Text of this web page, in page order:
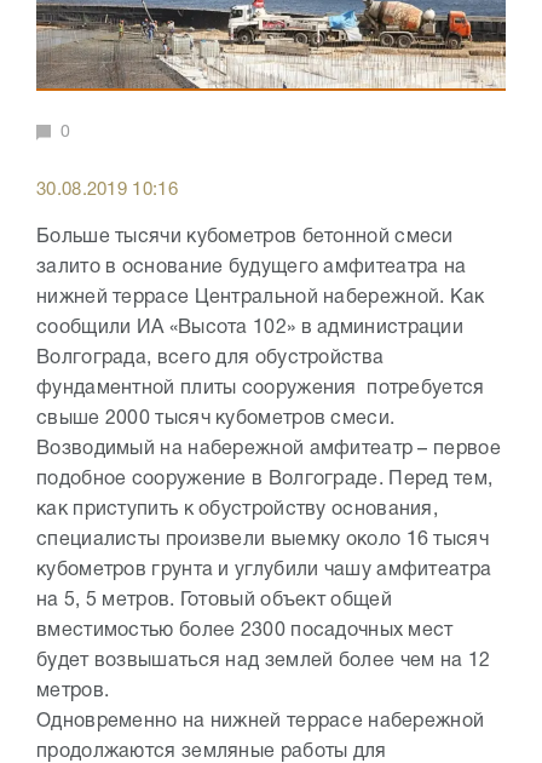
0
30.08.2019 10:16
Больше тысячи кубометров бетонной смеси
залито в основание будущего амфитеатра на
нижней террасе Центральной набережной. Как
сообщили ИА «Высота 102» в администрации
Волгограда, всего для обустройства
фундаментной плиты сооружения потребуется
свыше 2000 тысяч кубометров смеси.
Возводимый на набережной амфитеатр – первое
подобное сооружение в Волгограде. Перед тем,
как приступить к обустройству основания,
специалисты произвели выемку около 16 тысяч
кубометров грунта и углубили чашу амфитеатра
на 5, 5 метров. Готовый объект общей
вместимостью более 2300 посадочных мест
будет возвышаться над землей более чем на 12
метров.
Одновременно на нижней террасе набережной
продолжаются земляные работы для